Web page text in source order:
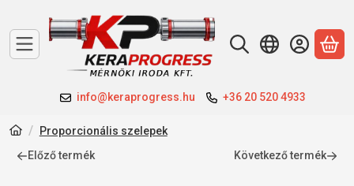
info@keraprogress.hu +36 20 520 4933
A
Proporcionális szelepek
Előző termék
Következő termék